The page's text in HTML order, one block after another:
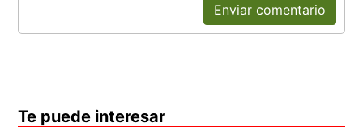
Enviar comentario
Te puede interesar